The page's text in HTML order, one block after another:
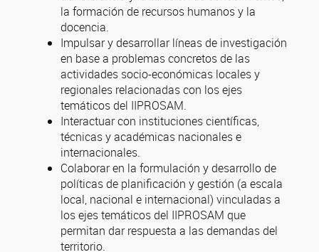
la formación de recursos humanos y la
docencia.
Impulsar y desarrollar líneas de investigación
en base a problemas concretos de las
actividades socio-económicas locales y
regionales relacionadas con los ejes
temáticos del IIPROSAM.
Interactuar con instituciones científicas,
técnicas y académicas nacionales e
internacionales.
Colaborar en la formulación y desarrollo de
políticas de planificación y gestión (a escala
local, nacional e internacional) vinculadas a
los ejes temáticos del IIPROSAM que
permitan dar respuesta a las demandas del
territorio.